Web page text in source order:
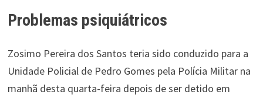
Problemas psiquiátricos
Zosimo Pereira dos Santos teria sido conduzido para a
Unidade Policial de Pedro Gomes pela Polícia Militar na
manhã desta quarta-feira depois de ser detido em